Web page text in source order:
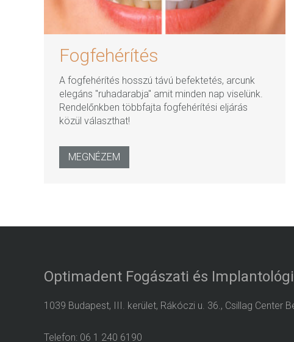
Fogfehérítés
A fogfehérítés hosszú távú befektetés, arcunk
elegáns "ruhadarabja" amit minden nap viselünk.
Rendelőnkben többfajta fogfehérítési eljárás
közül választhat!
MEGNÉZEM
Optimadent Fogászati és
1039 Budapest, III. kerület, Rákóczi u. 36., Csillag Center
Telefon: 06 1 240 6190